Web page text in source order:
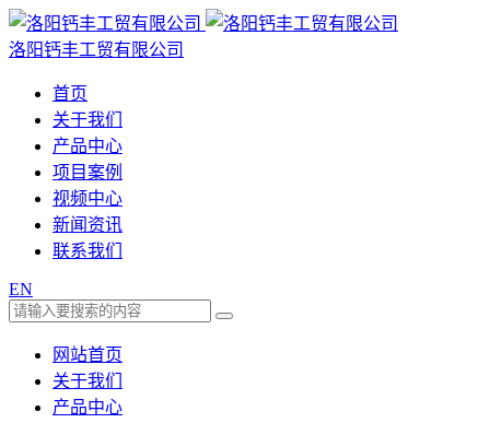
洛阳钙丰工贸有限公司
首页
关于我们
产品中心
项目案例
视频中心
新闻资讯
联系我们
EN
网站首页
关于我们
产品中心